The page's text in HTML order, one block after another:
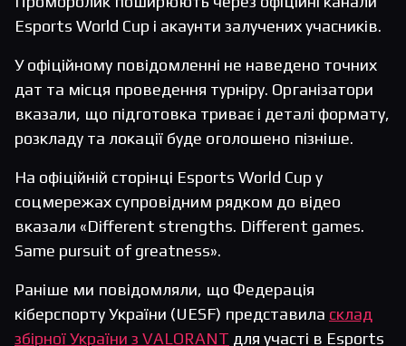
Esports World Cup і акаунти залучених учасників.
У офіційному повідомленні не наведено точних
дат та місця проведення турніру. Організатори
вказали, що підготовка триває і деталі формату,
розкладу та локації буде оголошено пізніше.
На офіційній сторінці Esports World Cup у
соцмережах супровідним рядком до відео
вказали «Different strengths. Different games.
Same pursuit of greatness».
Раніше ми повідомляли, що Федерація
кіберспорту України (UESF) представила склад
збірної України з VALORANT для участі в Esports